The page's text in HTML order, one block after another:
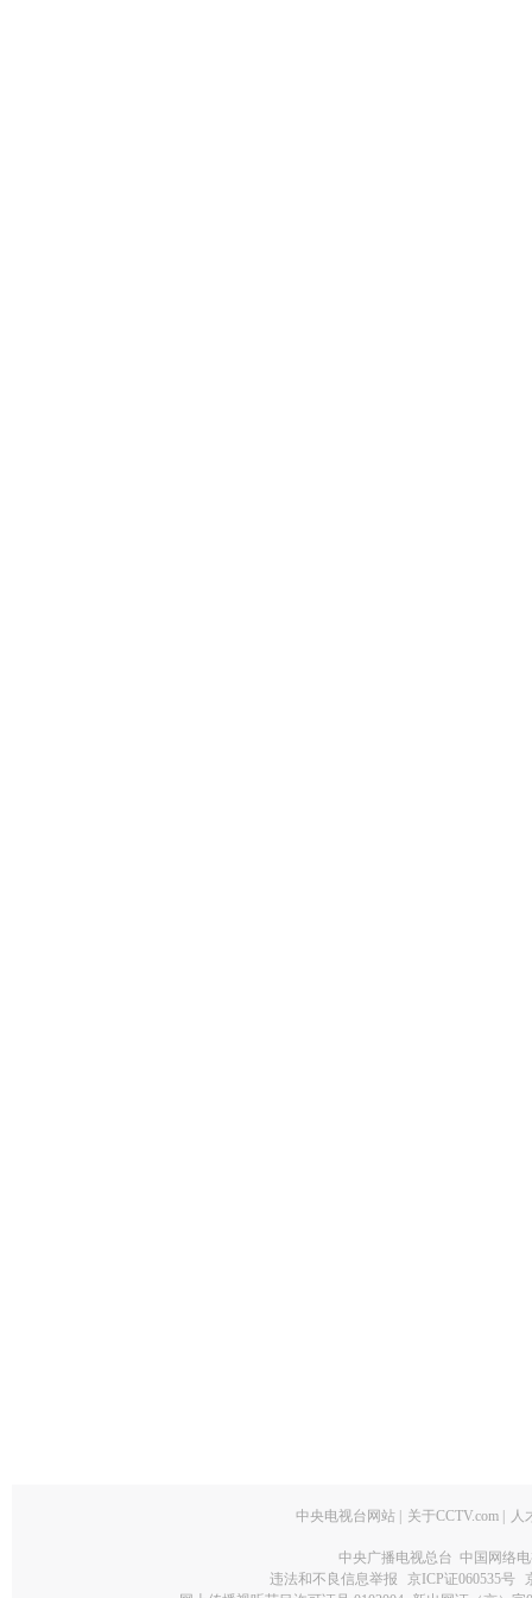
中央电视台网站 关于CCTV.com 人
中央广播电视总台 中国网络
违法和不良信息举报
京ICP证060535号